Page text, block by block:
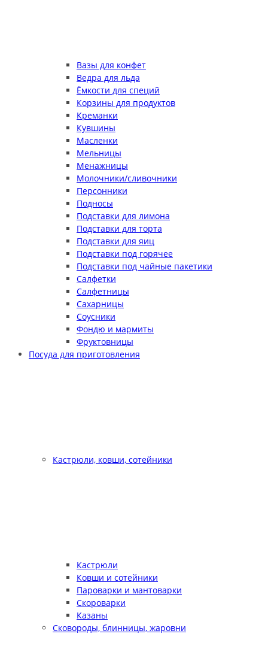
Вазы для конфет
Ведра для льда
Ёмкости для специй
Корзины для продуктов
Креманки
Кувшины
Масленки
Мельницы
Менажницы
Молочники/сливочники
Персонники
Подносы
Подставки для лимона
Подставки для торта
Подставки для яиц
Подставки под горячее
Подставки под чайные пакетики
Салфетки
Салфетницы
Сахарницы
Соусники
Фондю и мармиты
Фруктовницы
Посуда для приготовления
Кастрюли, ковши, сотейники
Кастрюли
Ковши и сотейники
Пароварки и мантоварки
Скороварки
Казаны
Сковороды, блинницы, жаровни